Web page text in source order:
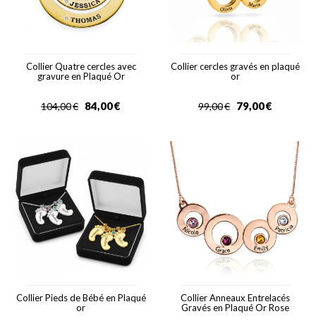
Collier Quatre cercles avec
gravure en Plaqué Or
€
104,00 €
84,00
Collier cercles gravés en plaqué
or
€
99,00 €
79,00
Collier Pieds de Bébé en Plaqué
or
Collier Anneaux Entrelacés
Gravés en Plaqué Or Rose